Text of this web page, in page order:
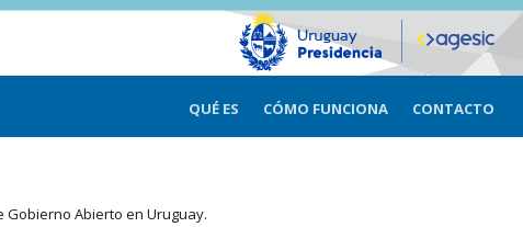
QUÉ ES CÓMO FUNCIONA CONTACTO
Abierto en Uruguay.